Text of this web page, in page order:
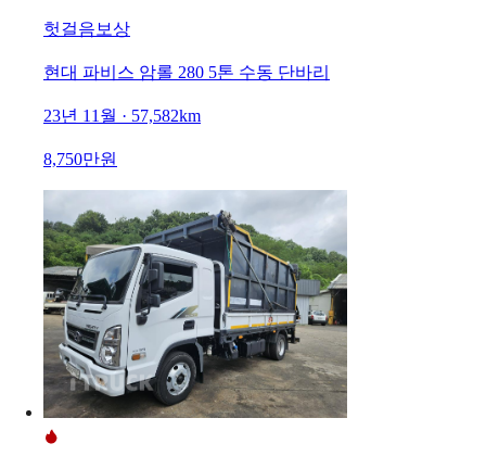
헛걸음보상
현대 파비스 암롤 280 5톤 수동 단바리
23년 11월 · 57,582km
8,750만원